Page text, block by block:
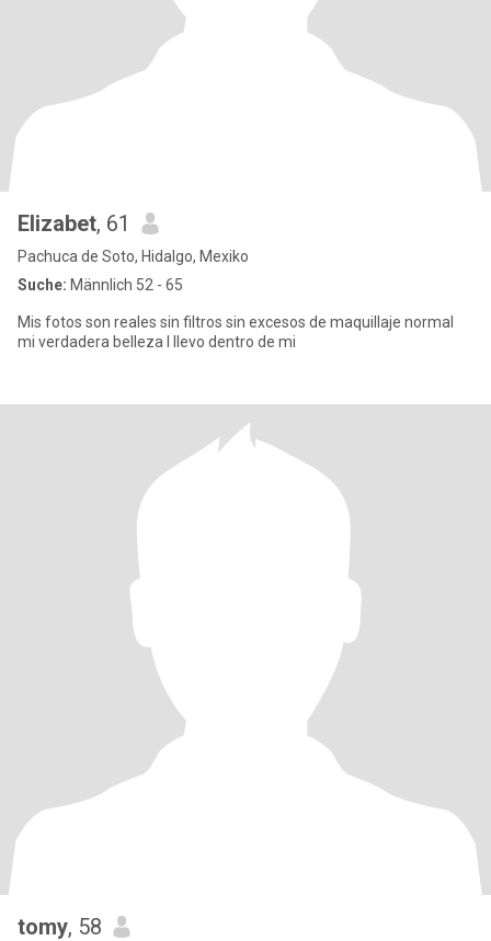
Elizabet, 61
Pachuca de Soto, Hidalgo, Mexiko
Suche: Männlich 52 - 65
Mis fotos son reales sin filtros sin excesos de maquillaje normal
mi verdadera belleza l llevo dentro de mi
tomy, 58